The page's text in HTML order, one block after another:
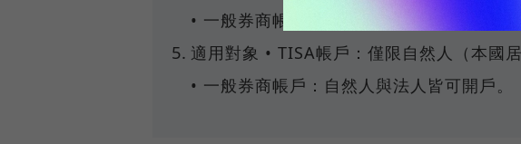
• 一般券商帳戶：主要提供多元投資選擇，
適用對象 • TISA帳戶：僅限自然人（本國
• 一般券商帳戶：自然人與法人皆可開戶。